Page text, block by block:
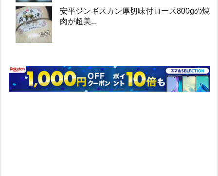
安平ジンギスカン厚切味付ロース800gの焼
肉が超美...